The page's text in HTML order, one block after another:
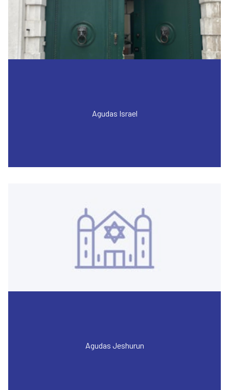
Agudas Israel
Agudas Jeshurun